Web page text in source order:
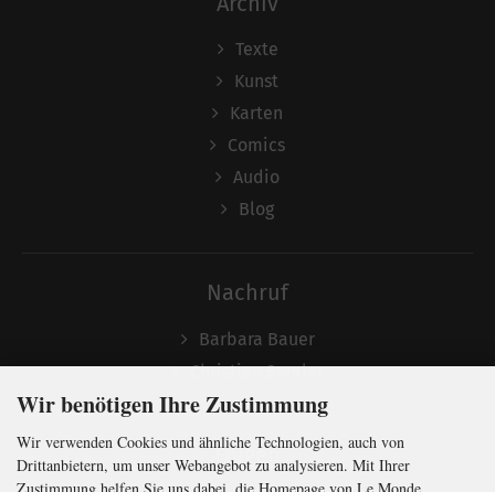
Texte
Kunst
Karten
Comics
Audio
Blog
Nachruf
Barbara Bauer
Christian Semler
Folgen
Wir benötigen Ihre Zustimmung
Wir verwenden Cookies und ähnliche Technologien, auch von
Drittanbietern, um unser Webangebot zu analysieren. Mit Ihrer